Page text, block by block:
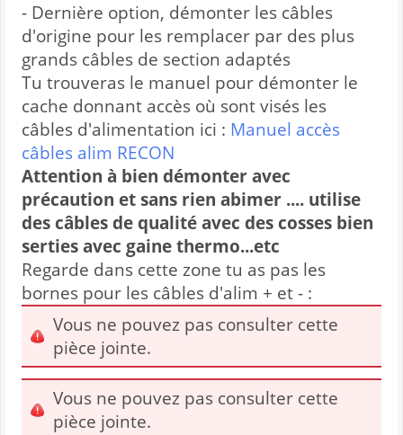
- Dernière option, démonter les câbles
d'origine pour les remplacer par des plus
grands câbles de section adaptés
Tu trouveras le manuel pour démonter le
cache donnant accès où sont visés les
câbles d'alimentation ici : Manuel accès
câbles alim RECON
Attention à bien démonter avec
précaution et sans rien abimer .... utilise
des câbles de qualité avec des cosses bien
serties avec gaine thermo...etc
Regarde dans cette zone tu as pas les
bornes pour les câbles d'alim + et - :
Vous ne pouvez pas consulter cette
pièce jointe.
Vous ne pouvez pas consulter cette
pièce jointe.